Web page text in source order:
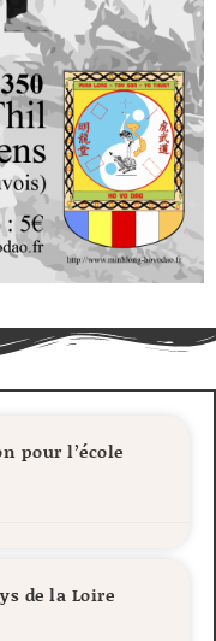
pour l’école
de la Loire